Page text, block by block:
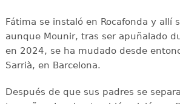
Fátima se instaló en Rocafonda y allí
aunque Mounir, tras ser apuñalado
en 2024, se ha mudado desde
Sarrià, en Barcelona.
Después de que sus padres se